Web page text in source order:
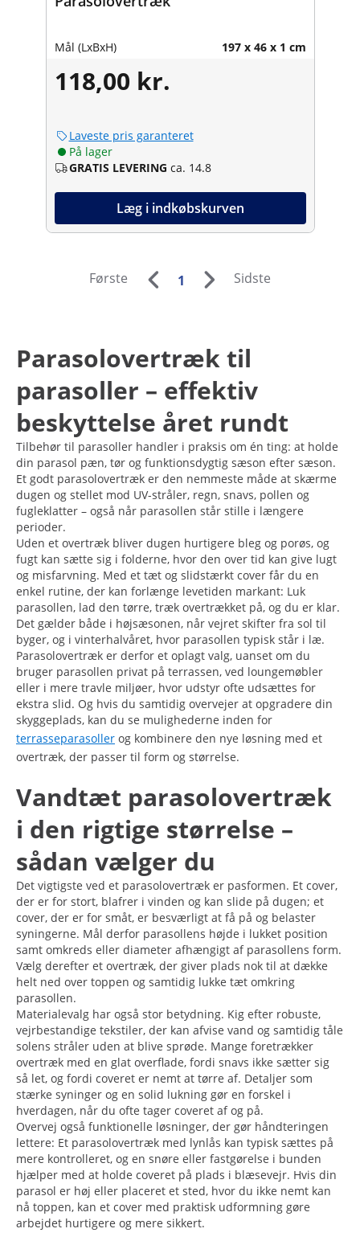
Mål (LxBxH) 197 x 46 x 1 cm
118,00 kr.
Laveste pris garanteret
På lager
GRATIS LEVERING ca. 14.8
Læg i indkøbskurven
Første 1 Sidste
Parasolovertræk til
parasoller – effektiv
beskyttelse året rundt
Tilbehør til parasoller handler i praksis om én ting: at holde
din parasol pæn, tør og funktionsdygtig sæson efter sæson.
Et godt parasolovertræk er den nemmeste måde at skærme
dugen og stellet mod UV-stråler, regn, snavs, pollen og
fugleklatter – også når parasollen står stille i længere
perioder.
Uden et overtræk bliver dugen hurtigere bleg og porøs, og
fugt kan sætte sig i folderne, hvor den over tid kan give lugt
og misfarvning. Med et tæt og slidstærkt cover får du en
enkel rutine, der kan forlænge levetiden markant: Luk
parasollen, lad den tørre, træk overtrækket på, og du er klar.
Det gælder både i højsæsonen, når vejret skifter fra sol til
byger, og i vinterhalvåret, hvor parasollen typisk står i læ.
Parasolovertræk er derfor et oplagt valg, uanset om du
bruger parasollen privat på terrassen, ved loungemøbler
eller i mere travle miljøer, hvor udstyr ofte udsættes for
ekstra slid. Og hvis du samtidig overvejer at opgradere din
skyggeplads, kan du se mulighederne inden for
terrasseparasoller og kombinere den nye løsning med et
overtræk, der passer til form og størrelse.
Vandtæt parasolovertræk
i den rigtige størrelse –
sådan vælger du
Det vigtigste ved et parasolovertræk er pasformen. Et cover,
der er for stort, blafrer i vinden og kan slide på dugen; et
cover, der er for småt, er besværligt at få på og belaster
syningerne. Mål derfor parasollens højde i lukket position
samt omkreds eller diameter afhængigt af parasollens form.
Vælg derefter et overtræk, der giver plads nok til at dække
helt ned over toppen og samtidig lukke tæt omkring
parasollen.
Materialevalg har også stor betydning. Kig efter robuste,
vejrbestandige tekstiler, der kan afvise vand og samtidig tåle
solens stråler uden at blive sprøde. Mange foretrækker
overtræk med en glat overflade, fordi snavs ikke sætter sig
så let, og fordi coveret er nemt at tørre af. Detaljer som
stærke syninger og en solid lukning gør en forskel i
hverdagen, når du ofte tager coveret af og på.
Overvej også funktionelle løsninger, der gør håndteringen
lettere: Et parasolovertræk med lynlås kan typisk sættes på
mere kontrolleret, og en snøre eller fastgørelse i bunden
hjælper med at holde coveret på plads i blæsevejr. Hvis din
parasol er høj eller placeret et sted, hvor du ikke nemt kan
nå toppen, kan et cover med praktisk udformning gøre
arbejdet hurtigere og mere sikkert.